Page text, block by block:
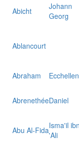
Abicht
Johann
Georg
Ablancourt
Abraham
AbrenethéeDaniel
Abu Al-FidaIsma'il
'Ali